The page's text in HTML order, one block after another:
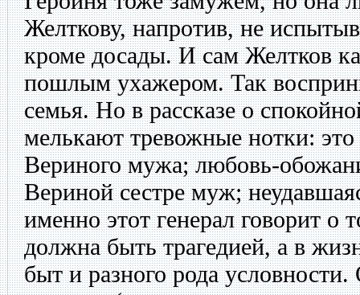
Желткову, напротив, не
кроме досады. И сам Желтков
пошлым ухажером. Так
семья. Но в рассказе о
мелькают тревожные нотки: это
Вериного мужа; любовь-
Вериной сестре муж;
именно этот генерал говорит о
должна быть трагедией, а в
быт и разного рода условности.